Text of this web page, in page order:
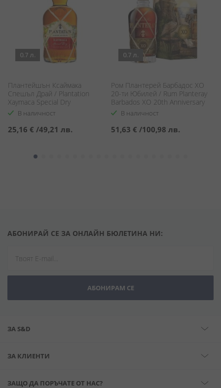
0.7 л.
Плантейшън Ксаймака
Спешъл Драй / Plantation
Xaymaca Special Dry
В наличност
25,16 € /49,21 лв.
0.7 л.
Ром Плантерей Барбадос ХО
20-ти Юбилей / Rum Planteray
Barbados XO 20th Anniversary
В наличност
51,63 € /100,98 лв.
АБОНИРАЙ СЕ ЗА ОНЛАЙН БЮЛЕТИНА НИ:
АБОНИРАМ СЕ
ЗА S&D
ЗА КЛИЕНТИ
ЗАЩО ДА ПОРЪЧАТЕ ОТ НАС?